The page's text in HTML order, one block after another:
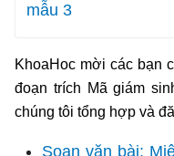
mẫu 3
KhoaHoc mời các bạn
đoạn trích Mã giám
chúng tôi tổng hợp và
Soạn văn bài: